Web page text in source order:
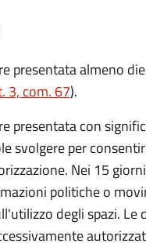
presentataalmeno
3, com. 67).
presentata con
svolgere per
Nei 15
politiche o
degli spazi.